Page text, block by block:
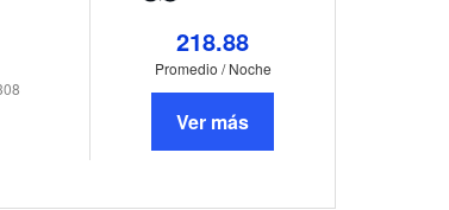
218.88
Promedio / Noche
Ver más